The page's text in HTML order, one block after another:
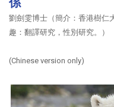
係
劉劍雯博士（簡介：香港樹仁
趣：翻譯研究，性別研究。）
(Chinese version only)